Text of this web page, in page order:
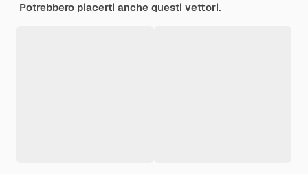
Potrebbero piacerti anche questi vettori.